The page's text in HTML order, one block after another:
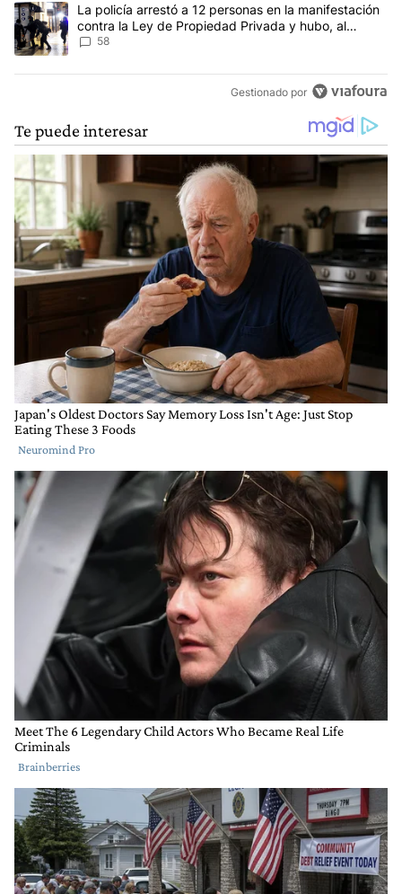
Un artículo de tendencia con el título "La policía arrestó a 12
La policía arrestó a 12 personas en la manifestación
contra la Ley de Propiedad Privada y hubo, al
menos, 3 agentes heridos
58
Gestionado por